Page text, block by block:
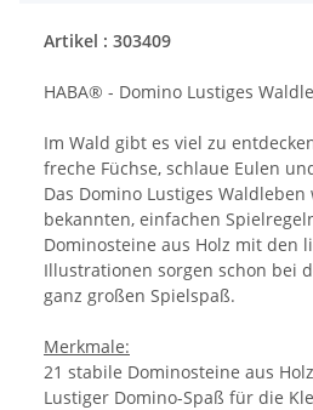
Artikel : 303409
HABA® - Domino Lustiges
Im Wald gibt es viel zu
freche Füchse, schlaue Eulen
Das Domino Lustiges
bekannten, einfachen
Dominosteine aus Holz mit den
Illustrationen sorgen schon bei
ganz großen Spielspaß.
Merkmale:
21 stabile Dominosteine aus Holz
Lustiger Domino-Spaß für die